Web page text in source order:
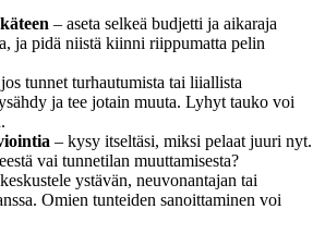
– aseta selkeä budjetti ja aikaraja
ja pidä niistä kiinni riippumatta pelin
tunnet turhautumista tai liiallista
ja tee jotain muuta. Lyhyt tauko voi
– kysy itseltäsi, miksi pelaat juuri nyt.
vai tunnetilan muuttamisesta?
ystävän, neuvonantajan tai
Omien tunteiden sanoittaminen voi